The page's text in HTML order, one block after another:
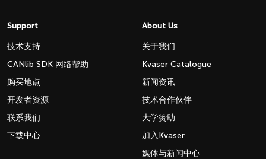
Support
技术支持
CANlib SDK 网络帮助
购买地点
开发者资源
联系我们
下载中心
About Us
关于我们
Kvaser Catalogue
新闻资讯
技术合作伙伴
大学赞助
加入Kvaser
媒体与新闻中心